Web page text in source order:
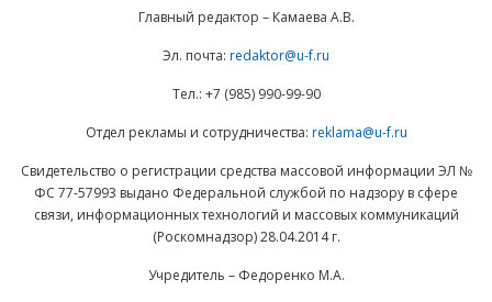
Главный редактор – Камаева А.В.
Эл. почта: redaktor@u-f.ru
Тел.: +7 (985) 990-99-90
Отдел рекламы и сотрудничества: reklama@u-f.ru
Свидетельство о регистрации средства массовой информации ЭЛ №
ФС 77-57993 выдано Федеральной службой по надзору в сфере
связи, информационных технологий и массовых коммуникаций
(Роскомнадзор) 28.04.2014 г.
Учредитель – Федоренко М.А.